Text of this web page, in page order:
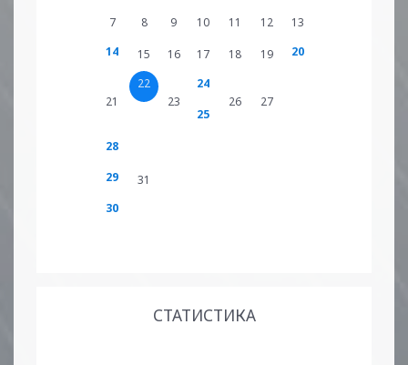
7 8 9 10 11 12
13
14
15 16 17 18 19 20
21
22
23
24
25
26 27
28
29
30
31
СТАТИСТИКА